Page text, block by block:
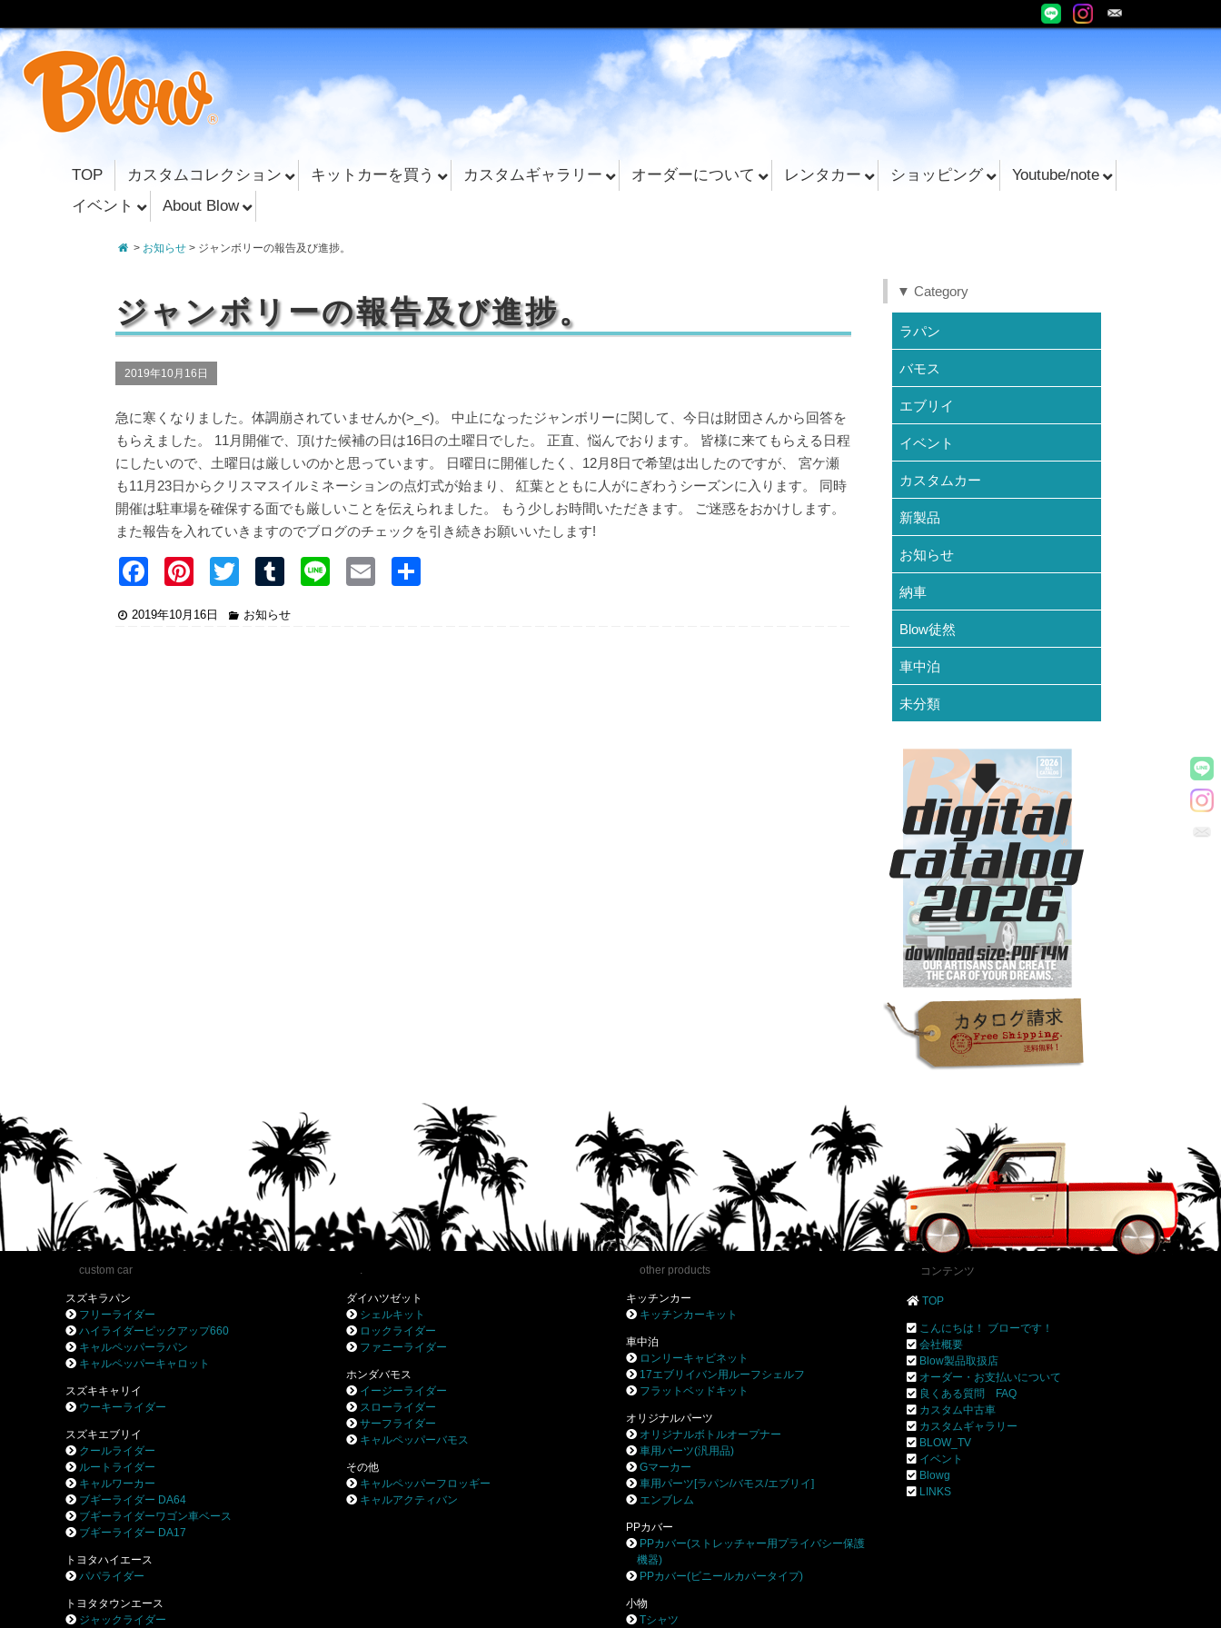
TOP カスタムコレクション キットカーを買う カスタムギャラリー オーダーについて レンタカー ショッピング
Youtube/note
イベント
About Blow
> お知らせ> ジャンボリーの報告及び進捗。
ジャンボリーの報告及び進捗。
2019年10月16日
急に寒くなりました。体調崩されていませんか(>_<)。 中止になったジャンボリーに関して、今日は財団さんから回答を
もらえました。 11月開催で、頂けた候補の日は16日の土曜日でした。 正直、悩んでおります。 皆様に来てもらえる日程
にしたいので、土曜日は厳しいのかと思っています。 日曜日に開催したく、12月8日で希望は出したのですが、 宮ケ瀬
も11月23日からクリスマスイルミネーションの点灯式が始まり、 紅葉とともに人がにぎわうシーズンに入ります。 同時
開催は駐車場を確保する面でも厳しいことを伝えられました。 もう少しお時間いただきます。 ご迷惑をおかけします。
また報告を入れていきますのでブログのチェックを引き続きお願いいたします!
F
a
c
Pi
er
T
wi
tt
T
Li
E
2019年10月16日 お知らせ
▼ Category
ラパン
バモス
エブリイ
イベント
カスタムカー
新製品
お知らせ
納車
Blow徒然
車中泊
未分類
custom car
スズキラパン
フリーライダー
ハイライダーピックアップ660
キャルペッパーラパン
キャルペッパーキャロット
スズキキャリイ
ウーキーライダー
スズキエブリイ
クールライダー
ルートライダー
キャルワーカー
ブギーライダー DA64
ブギーライダーワゴン車ベース
ブギーライダー DA17
トヨタハイエース
パパライダー
トヨタタウンエース
ジャックライダー
.
ダイハツゼット
シェルキット
ロックライダー
ファニーライダー
ホンダバモス
イージーライダー
スローライダー
サーフライダー
キャルペッパーバモス
その他
キャルペッパーフロッギー
キャルアクティバン
other products
キッチンカー
キッチンカーキット
車中泊
ロンリーキャビネット
17エブリイバン用ルーフシェルフ
フラットベッドキット
オリジナルパーツ
オリジナルボトルオープナー
車用パーツ(汎用品)
Gマーカー
車用パーツ[ラパン/バモス/エブリイ]
エンブレム
PPカバー
PPカバー(ストレッチャー用プライバシー保護
機器)
PPカバー(ビニールカバータイプ)
小物
Tシャツ
コンテンツ
TOP
こんにちは！ ブローです！
会社概要
Blow製品取扱店
オーダー・お支払いについて
良くある質問 FAQ
カスタム中古車
カスタムギャラリー
BLOW_TV
イベント
Blowg
LINKS